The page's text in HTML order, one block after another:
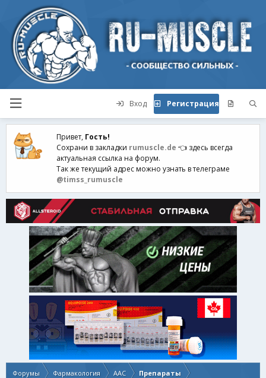
Вход Регистрация
Привет, Гость!
Сохрани в закладки rumuscle.de 👈 здесь всегда
актуальная ссылка на форум.
Так же текущий адрес можно узнать в телеграме
@timss_rumuscle
Форумы Фармакология AAC Препараты